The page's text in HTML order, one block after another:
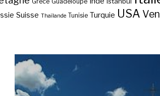
Suisse Thaïlande Tunisie Turquie USA
Ingolstadt, ville